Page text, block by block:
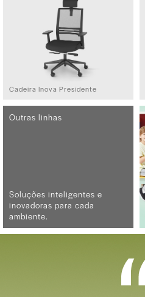
Cadeira Inova Presidente
Outras linhas
Soluções inteligentes e
inovadoras para cada
ambiente.